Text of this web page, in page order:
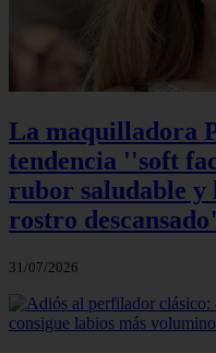
La maquilladora
tendencia ''soft
rubor saludable y
rostro
31/07/2026